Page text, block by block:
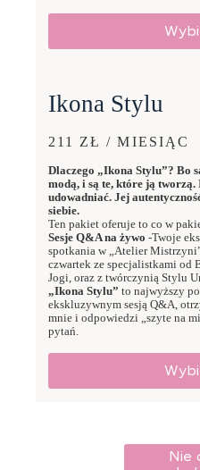
Ikona Stylu
211 ZŁ / MIESIĄC
Dlaczego „Ikona Stylu”? Bo
modą, i są te, które ją
udowadniać. Jej
siebie.
Ten pakiet oferuje to co w
Sesje Q&A na żywo -Twoje
spotkania w „Atelier
czwartek ze specjalistkami
Jogi, oraz z twórczynią Stylu
„Ikona Stylu” to najwyższy
ekskluzywnym sesją Q&A,
mnie i odpowiedzi „szyte na
pytań.
Nie